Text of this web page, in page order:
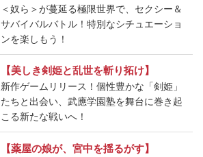
＜奴ら＞が蔓延る極限世界で、セクシー＆
サバイバルバトル！特別なシチュエーショ
ンを楽しもう！
【美しき剣姫と乱世を斬り拓け】
新作ゲームリリース！個性豊かな「剣姫」
たちと出会い、武應学園塾を舞台に巻き起
こる新たな戦いへ！
【薬屋の娘が、宮中を揺るがす】